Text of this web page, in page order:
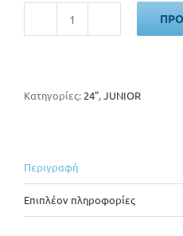
CLERMONT
Κατηγορίες: 24",JUNIOR
Περιγραφή
Επιπλέον πληροφορίες